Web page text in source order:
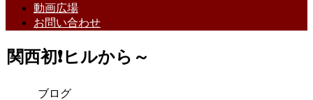
動画広場
お問い合わせ
関西初❗ヒルから～
ブログ